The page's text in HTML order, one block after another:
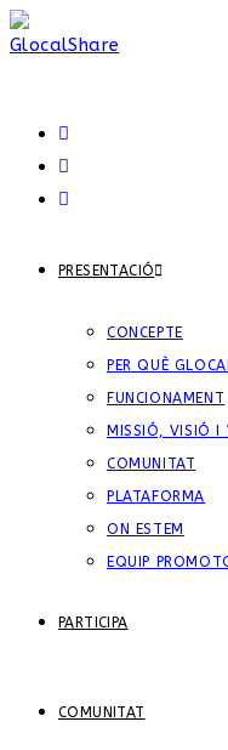
PRESENTACIÓ
CONCEPTE
PER QUÈ
FUNCIONAMENT
MISSIÓ, VISIÓ I
COMUNITAT
PLATAFORMA
ON ESTEM
EQUIP
PARTICIPA
COMUNITAT